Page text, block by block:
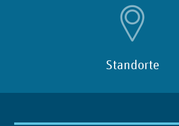
Standorte